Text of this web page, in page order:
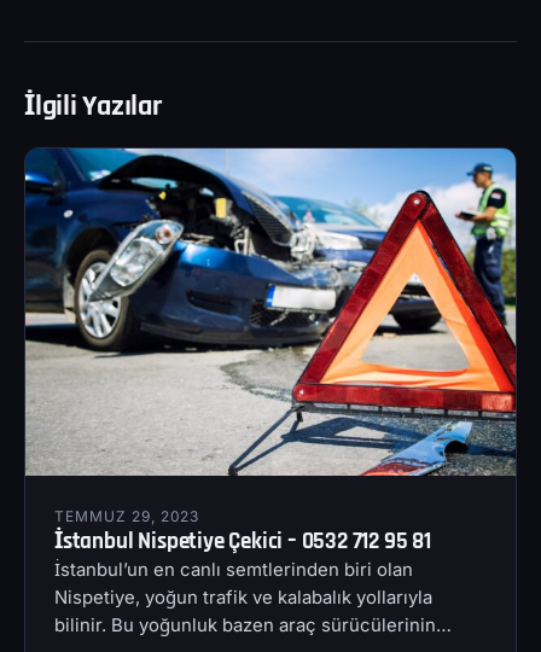
İlgili Yazılar
TEMMUZ 29, 2023
İstanbul Nispetiye Çekici – 0532 712 95 81
İstanbul’un en canlı semtlerinden biri olan
Nispetiye, yoğun trafik ve kalabalık yollarıyla
bilinir. Bu yoğunluk bazen araç sürücülerinin…